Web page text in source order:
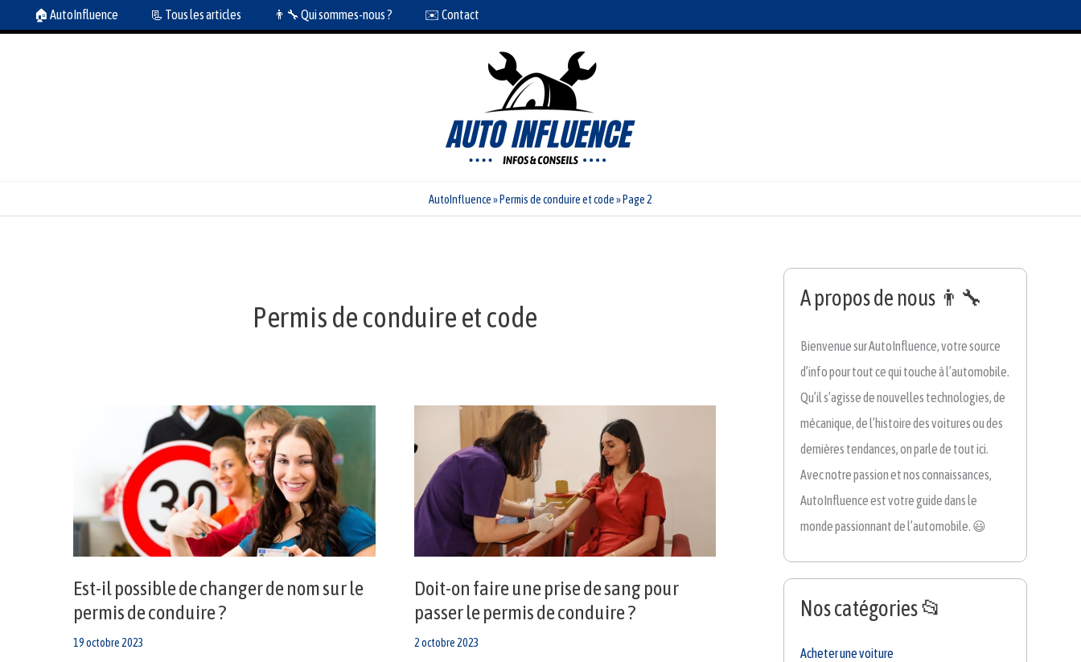
au
🏠 AutoInfluence 📃 Tous les articles 👨‍🔧 Qui sommes-nous ? ✉️ Contact
AutoInfluence» Permis de conduire et code» Page 2
Permis de conduire et code
Est-il possible de changer de nom sur le
permis de conduire ?
19 octobre 2023
nom
sur
le
permis
conduire
Doit-on faire une prise de sang pour
passer le permis de conduire ?
2 octobre 2023
prise
de
sang
pour
passer
A propos de nous 👨‍🔧
Bienvenue sur AutoInfluence, votre source
d’info pour tout ce qui touche à l’automobile.
Qu’il s’agisse de nouvelles technologies, de
mécanique, de l’histoire des voitures ou des
dernières tendances, on parle de tout ici.
Avec notre passion et nos connaissances,
AutoInfluence est votre guide dans le
monde passionnant de l’automobile. 😃
Nos catégories 📂
Acheter une voiture